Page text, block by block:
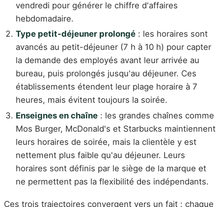
vendredi pour générer le chiffre d'affaires
hebdomadaire.
Type petit-déjeuner prolongé : les horaires sont
avancés au petit-déjeuner (7 h à 10 h) pour capter
la demande des employés avant leur arrivée au
bureau, puis prolongés jusqu'au déjeuner. Ces
établissements étendent leur plage horaire à 7
heures, mais évitent toujours la soirée.
Enseignes en chaîne : les grandes chaînes comme
Mos Burger, McDonald's et Starbucks maintiennent
leurs horaires de soirée, mais la clientèle y est
nettement plus faible qu'au déjeuner. Leurs
horaires sont définis par le siège de la marque et
ne permettent pas la flexibilité des indépendants.
Ces trois trajectoires convergent vers un fait : chaque